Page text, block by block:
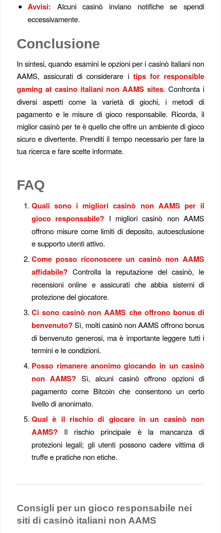
Avvisi: Alcuni casinò inviano notifiche se spendi
eccessivamente.
Conclusione
In sintesi, quando esamini le opzioni per i casinò italiani non
AAMS, assicurati di considerare i tips for responsible
gaming at casino italiani non AAMS sites. Confronta i
diversi aspetti come la varietà di giochi, i metodi di
pagamento e le misure di gioco responsabile. Ricorda, il
miglior casinò per te è quello che offre un ambiente di gioco
sicuro e divertente. Prenditi il tempo necessario per fare la
tua ricerca e fare scelte informate.
FAQ
Quali sono i migliori casinò non AAMS per il
gioco responsabile? I migliori casinò non AAMS
offrono misure come limiti di deposito, autoesclusione
e supporto utenti attivo.
Come posso riconoscere un casinò non AAMS
affidabile?Controlla la reputazione del casinò, le
recensioni online e assicurati che abbia sistemi di
protezione del giocatore.
Ci sono casinò non AAMS che offrono bonus di
benvenuto?Sì, molti casinò non AAMS offrono bonus
di benvenuto generosi, ma è importante leggere tutti i
termini e le condizioni.
Posso rimanere anonimo giocando in un casinò
non AAMS? Sì, alcuni casinò offrono opzioni di
pagamento come Bitcoin che consentono un certo
livello di anonimato.
Qual è il rischio di giocare in un casinò non
AAMS?Il rischio principale è la mancanza di
protezioni legali; gli utenti possono cadere vittima di
truffe e pratiche non etiche.
Consigli per un gioco responsabile nei
siti di casinò italiani non AAMS